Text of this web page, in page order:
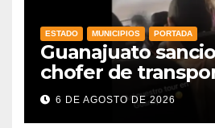
ESTADO MUNICIPIOS PORTADA
Guanajuato
chofer de
e intensifica
vigilancia
6 DE AGOSTO DE 2026